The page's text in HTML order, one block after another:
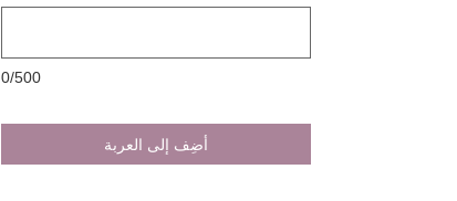
0/500
أضِف إلى العربة